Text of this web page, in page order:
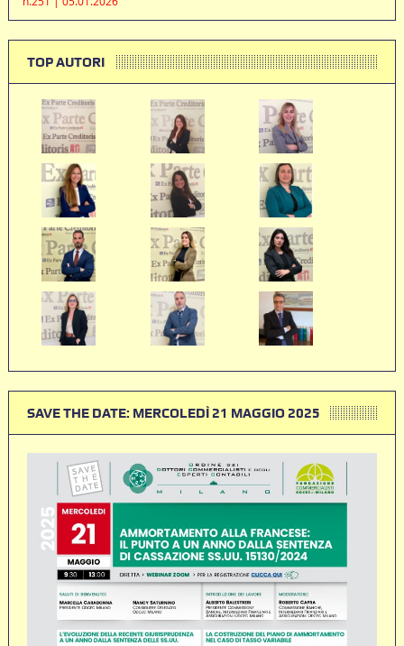
TOP AUTORI
SAVE THE DATE: MERCOLEDÌ 21 MAGGIO 2025